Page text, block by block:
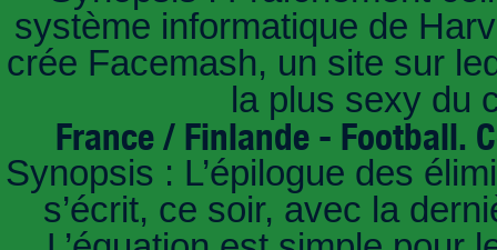
système informatique de
crée Facemash, un site sur
la plus sexy du
France / Finlande - Football.
Synopsis : L’épilogue des
s’écrit, ce soir, avec la